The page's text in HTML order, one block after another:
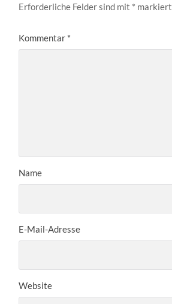
Erforderliche Felder sind mit * markiert
Kommentar *
Name
E-Mail-Adresse
Website